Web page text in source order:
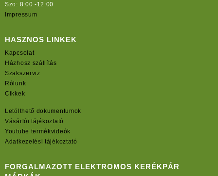
Szo: 8:00 -12:00
Impressum
HASZNOS LINKEK
Kapcsolat
Házhosz szállítás
Szakszerviz
Rólunk
Cikkek
Letölthető dokumentumok
Vásárlói tájékoztató
Youtube termékvideók
Adatkezelési tájékoztató
FORGALMAZOTT ELEKTROMOS KERÉKPÁR